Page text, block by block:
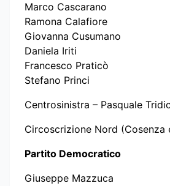
Marco Cascarano
Ramona Calafiore
Giovanna Cusumano
Daniela Iriti
Francesco Praticò
Stefano Princi
Centrosinistra – Pasquale
Circoscrizione Nord (Cosenza
Partito Democratico
Giuseppe Mazzuca